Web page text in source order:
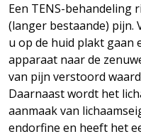
Een TENS-behandeling
(langer bestaande) pijn.
u op de huid plakt gaan
apparaat naar de
van pijn verstoord
Daarnaast wordt het
aanmaak van
endorfine en heeft het